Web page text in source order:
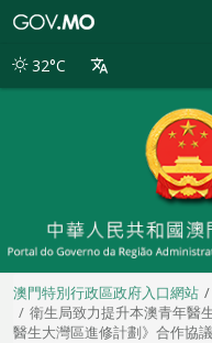
別
32°C
澳門特別行政區政府入口網站
衛生局致力提升本澳青年醫
醫生大灣區進修計劃》合作協